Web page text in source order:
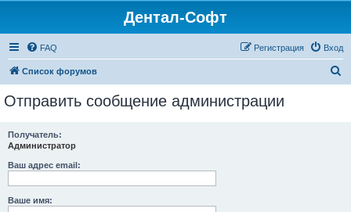
Дентал-Софт
FAQ Вход
Регистрация
Список форумов
Отправить сообщение администрации
Получатель:
Администратор
Ваш адрес email:
Ваше имя: